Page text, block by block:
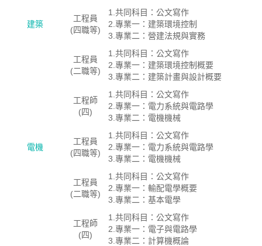
建築
工程員
(四職等)
1.共同科目：公文寫作
2.專業一：建築環境控制
3.專業二：營建法規與實務
工程員
(二職等)
1.共同科目：公文寫作
2.專業一：建築環境控制概要
3.專業二：建築計畫與設計概要
電機
工程師
(四)
1.共同科目：公文寫作
2.專業一：電力系統與電路學
3.專業二：電機機械
工程員
(四職等)
1.共同科目：公文寫作
2.專業一：電力系統與電路學
3.專業二：電機機械
工程員
(二職等)
1.共同科目：公文寫作
2.專業一：輸配電學概要
3.專業二：基本電學
工程師
(四)
1.共同科目：公文寫作
2.專業一：電子與電路學
3.專業二：計算機概論